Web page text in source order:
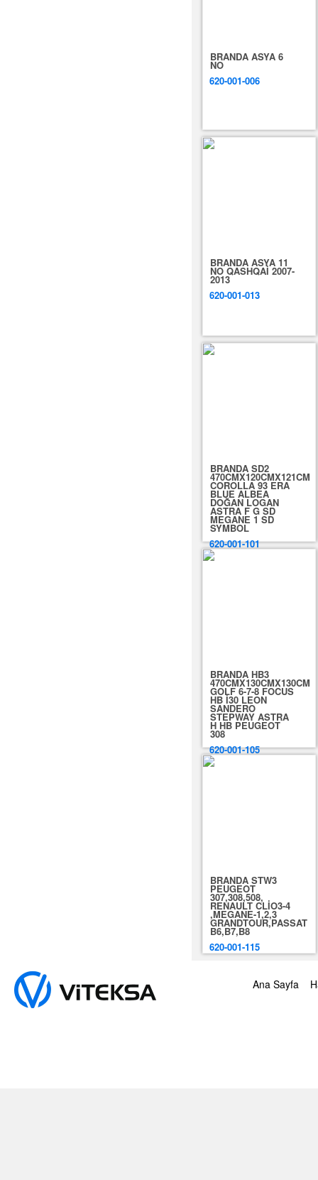
BRANDA ASYA 6
NO
620-001-006
BRANDA ASYA 11
NO QASHQAİ 2007-
2013
620-001-013
BRANDA SD2
470CMX120CMX121CM
COROLLA 93 ERA
BLUE ALBEA
DOĞAN LOGAN
ASTRA F G SD
MEGANE 1 SD
SYMBOL
620-001-101
BRANDA HB3
470CMX130CMX130CM
GOLF 6-7-8 FOCUS
HB İ30 LEON
SANDERO
STEPWAY ASTRA
H HB PEUGEOT
308
620-001-105
BRANDA STW3
PEUGEOT
307,308,508,
RENAULT CLİO3-4
,MEGANE-1,2,3
GRANDTOUR,PASSAT
B6,B7,B8
620-001-115
Ana Sayfa